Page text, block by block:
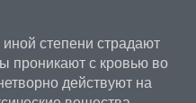
степени страдают
проникают с кровью во
действуют на